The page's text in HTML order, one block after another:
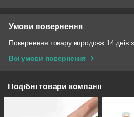
Умови повернення
Повернення товару впродовж 14 днів
Всі умови повернення
Подібні товари компанії